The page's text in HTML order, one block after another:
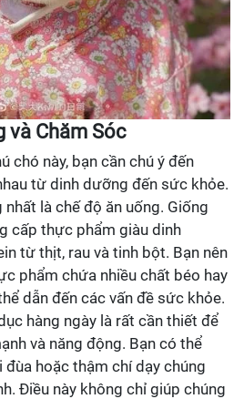
và Chăm Sóc
chó này, bạn cần chú ý đến
từ dinh dưỡng đến sức khỏe.
là chế độ ăn uống. Giống
cấp thực phẩm giàu dinh
từ thịt, rau và tinh bột. Bạn nên
phẩm chứa nhiều chất béo hay
dẫn đến các vấn đề sức khỏe.
hàng ngày là rất cần thiết để
và năng động. Bạn có thể
hoặc thậm chí dạy chúng
Điều này không chỉ giúp chúng